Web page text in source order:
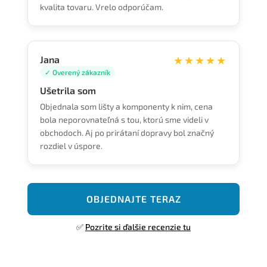
kvalita tovaru. Vrelo odporúčam.
Jana
✓ Overený zákazník
★★★★★
Ušetrila som
Objednala som lišty a komponenty k nim, cena
bola neporovnateľná s tou, ktorú sme videli v
obchodoch. Aj po prirátaní dopravy bol značný
rozdiel v úspore.
OBJEDNAJTE TERAZ
✅ Pozrite si ďalšie recenzie tu